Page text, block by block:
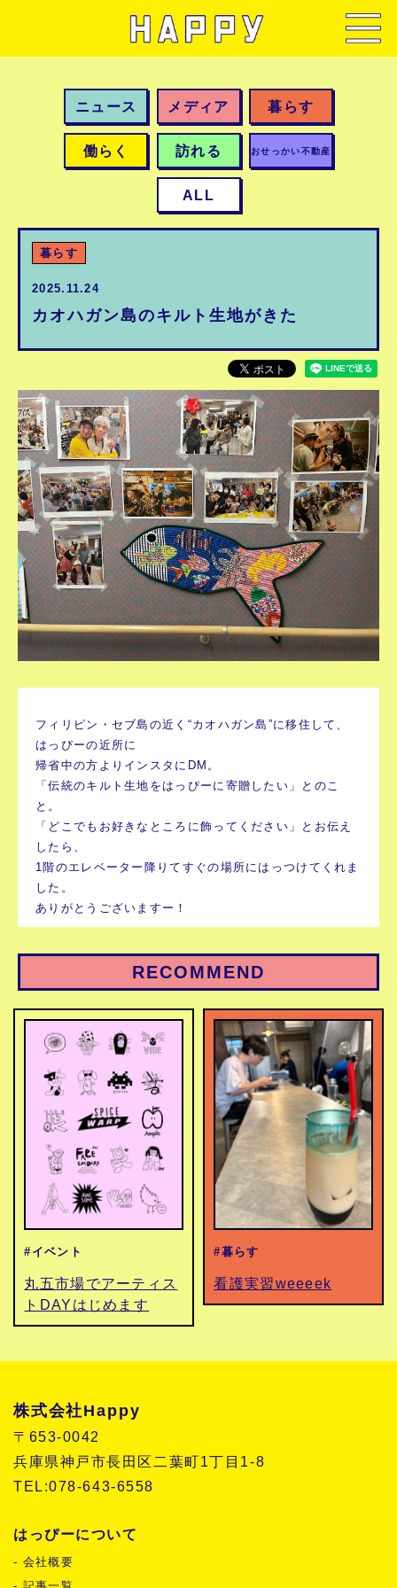
ニュース メディア 暮らす
働らく 訪れる おせっかい不動産
ALL
暮らす
2025.11.24
カオハガン島のキルト生地がきた
フィリピン・セブ島の近く“カオハガン島”に移住して、
はっぴーの近所に
帰省中の方よりインスタにDM。
「伝統のキルト生地をはっぴーに寄贈したい」とのこ
と。
「どこでもお好きなところに飾ってください」とお伝え
したら、
1階のエレベーター降りてすぐの場所にはっつけてくれま
した。
ありがとうございますー！
RECOMMEND
#イベント
丸五市場でアーティス
トDAYはじめます
#暮らす
看護実習weeeek
株式会社Happy
〒653-0042
兵庫県神戸市長田区二葉町1丁目1-8
TEL:078-643-6558
はっぴーについて
- 会社概要